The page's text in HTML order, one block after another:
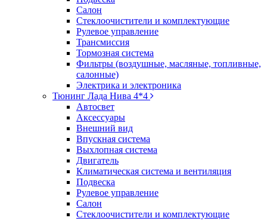
Салон
Стеклоочистители и комплектующие
Рулевое управление
Трансмиссия
Тормозная система
Фильтры (воздушные, масляные, топливные,
салонные)
Электрика и электроника
Тюнинг Лада Нива 4*4
Автосвет
Аксессуары
Внешний вид
Впускная система
Выхлопная система
Двигатель
Климатическая система и вентиляция
Подвеска
Рулевое управление
Салон
Стеклоочистители и комплектующие